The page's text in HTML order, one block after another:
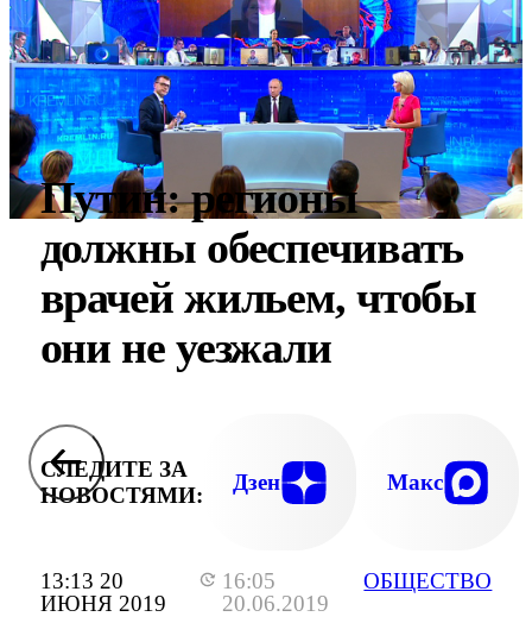
13:13 20
ИЮНЯ 2019
16:05
20.06.2019
ОБЩЕСТВО
Путин: регионы
должны обеспечивать
врачей жильем, чтобы
они не уезжали
СЛЕДИТЕ ЗА
НОВОСТЯМИ:
Дзен Макс